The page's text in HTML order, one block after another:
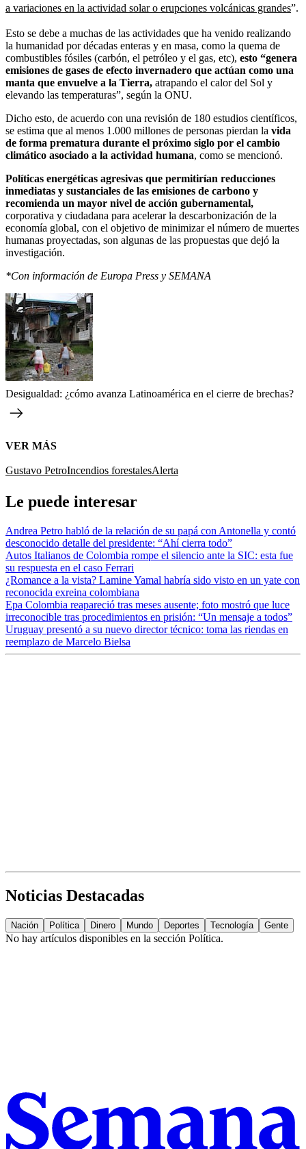
a variaciones en la actividad solar o erupciones volcánicas grandes”.
Esto se debe a muchas de las actividades que ha venido realizando
la humanidad por décadas enteras y en masa, como la quema de
combustibles fósiles (carbón, el petróleo y el gas, etc), esto “genera
emisiones de gases de efecto invernadero que actúan como una
manta que envuelve a la Tierra, atrapando el calor del Sol y
elevando las temperaturas”, según la ONU.
Dicho esto, de acuerdo con una revisión de 180 estudios científicos,
se estima que al menos 1.000 millones de personas pierdan la vida
de forma prematura durante el próximo siglo por el cambio
climático asociado a la actividad humana, como se mencionó.
Políticas energéticas agresivas que permitirían reducciones
inmediatas y sustanciales de las emisiones de carbono y
recomienda un mayor nivel de acción gubernamental,
corporativa y ciudadana para acelerar la descarbonización de la
economía global, con el objetivo de minimizar el número de muertes
humanas proyectadas, son algunas de las propuestas que dejó la
investigación.
*Con información de Europa Press y SEMANA
Desigualdad: ¿cómo avanza Latinoamérica en el cierre de brechas?
VER MÁS
Gustavo PetroIncendios forestalesAlerta
Le puede interesar
Andrea Petro habló de la relación de su papá con Antonella y contó
desconocido detalle del presidente: “Ahí cierra todo”
Autos Italianos de Colombia rompe el silencio ante la SIC: esta fue
su respuesta en el caso Ferrari
¿Romance a la vista? Lamine Yamal habría sido visto en un yate con
reconocida exreina colombiana
Epa Colombia reapareció tras meses ausente; foto mostró que luce
irreconocible tras procedimientos en prisión: “Un mensaje a todos”
Uruguay presentó a su nuevo director técnico: toma las riendas en
reemplazo de Marcelo Bielsa
Noticias Destacadas
Nación Política Dinero Mundo Deportes Tecnología Gente
No hay artículos disponibles en la sección Política.